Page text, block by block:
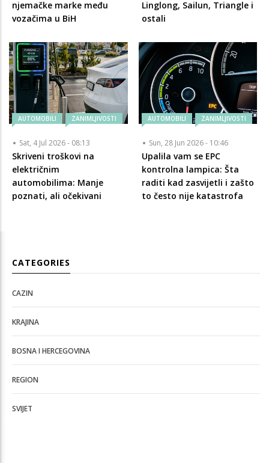
njemačke marke među
vozačima u BiH
Linglong, Sailun, Triangle i
ostali
AUTOMOBILI ZANIMLJIVOSTI
Sat, 4 Jul 2026 - 08:13
Skriveni troškovi na
električnim
automobilima: Manje
poznati, ali očekivani
AUTOMOBILI ZANIMLJIVOSTI
Sun, 28 Jun 2026 - 10:46
Upalila vam se EPC
kontrolna lampica: Šta
raditi kad zasvijetli i zašto
to često nije katastrofa
CATEGORIES
CAZIN
KRAJINA
BOSNA I HERCEGOVINA
REGION
SVIJET